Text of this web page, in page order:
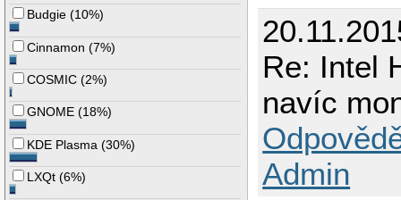
Budgie (10%)
Cinnamon (7%)
COSMIC (2%)
GNOME (18%)
KDE Plasma (30%)
LXQt (6%)
Re: Intel
navíc
Admin